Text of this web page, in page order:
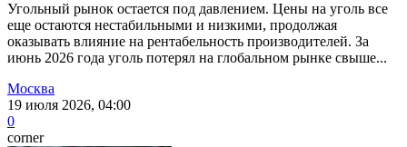
Угольный рынок остается под давлением. Цены на уголь все
еще остаются нестабильными и низкими, продолжая
оказывать влияние на рентабельность производителей. За
июнь 2026 года уголь потерял на глобальном рынке свыше...
Москва
19 июля 2026, 04:00
0
corner